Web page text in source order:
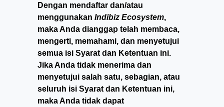
Dengan mendaftar dan/atau
menggunakan Indibiz Ecosystem,
maka Anda dianggap telah membaca,
mengerti, memahami, dan menyetujui
semua isi Syarat dan Ketentuan ini.
Jika Anda tidak menerima dan
menyetujui salah satu, sebagian, atau
seluruh isi Syarat dan Ketentuan ini,
maka Anda tidak dapat